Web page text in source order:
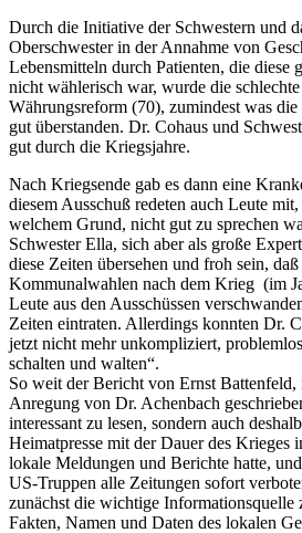
Durch die Initiative der Schwestern und
Oberschwester in der Annahme von
Lebensmitteln durch Patienten, die diese
nicht wählerisch war, wurde die
Währungsreform (70), zumindest was
gut überstanden. Dr. Cohaus und
gut durch die Kriegsjahre.
Nach Kriegsende gab es dann eine
diesem Ausschuß redeten auch Leute
welchem Grund, nicht gut zu sprechen
Schwester Ella, sich aber als große
diese Zeiten übersehen und froh sein, daß
Kommunalwahlen nach dem Krieg (im
Leute aus den Ausschüssen
Zeiten eintraten. Allerdings konnten Dr.
jetzt nicht mehr unkompliziert,
schalten und walten“.
So weit der Bericht von Ernst Battenfeld,
Anregung von Dr. Achenbach
interessant zu lesen, sondern auch
Heimatpresse mit der Dauer des Krieges
lokale Meldungen und Berichte hatte,
US-Truppen alle Zeitungen sofort
zunächst die wichtige Informationsquelle
Fakten, Namen und Daten des lokalen